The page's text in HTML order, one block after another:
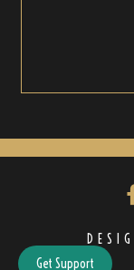
Get Support